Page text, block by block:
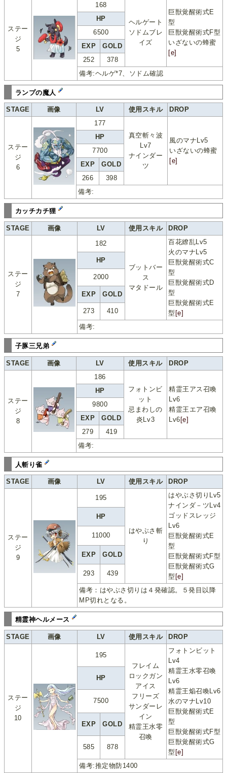
ステー
ジ
5
168
ヘルゲート
ソドムブレ
イズ
巨獣覚醒術式E
型
巨獣覚醒術式F型
いざないの蜂蜜
[e]
HP
6500
EXP
GOLD
252
378
備考:ヘルゲ*7、ソドム確認
ランプの魔人
STAGE 画像 LV 使用スキル DROP
ステー
ジ
6
177
真空斬々波
Lv7
ナインダー
ツ
風のマナLv5
いざないの蜂蜜
[e]
HP
7700
EXP
GOLD
266
398
備考:
カッチカチ狸
STAGE 画像 LV 使用スキル DROP
ステー
ジ
7
182
ブットバー
ス
マタドール
百花繚乱Lv5
火のマナLv5
巨獣覚醒術式C
型
巨獣覚醒術式D
型
巨獣覚醒術式E
型 [e]
HP
2000
EXP GOLD
273 410
備考:
子豚三兄弟
STAGE 画像 LV 使用スキル DROP
ステー
ジ
8
186
フォトンビ
ット
忌まわしの
炎Lv3
精霊王アス召喚
Lv6
精霊王エア召喚
Lv6[e]
HP
9800
EXP
GOLD
279
419
備考:
人斬り雀
STAGE 画像 LV 使用スキル DROP
ステー
ジ
9
195
はやぶさ斬
り
はやぶさ切りLv5
ナインダ－ツLv4
ゴッドスレッジ
Lv6
巨獣覚醒術式E
型
巨獣覚醒術式F型
巨獣覚醒術式G
型 [e]
HP
11000
EXP GOLD
293 439
備考：はやぶさ切りは４発確認。５発目以降
MP切れとなる。
精霊神ヘルメース
STAGE 画像 LV 使用スキル DROP
ステー
ジ
10
195
フレイム
ロックガン
アイス
フリーズ
サンダーレ
イン
精霊王水零
召喚
フォトンビット
Lv4
精霊王水零召喚
Lv6
精霊王焔召喚Lv6
水のマナLv10
巨獣覚醒術式E
型
巨獣覚醒術式F型
巨獣覚醒術式G
型 [e]
HP
7500
EXP GOLD
585 878
備考:推定物防1400